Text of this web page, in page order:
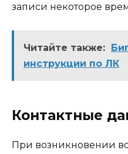
записи некоторое
Читайте также:
инструкции по ЛК
Контактные
При возникновении